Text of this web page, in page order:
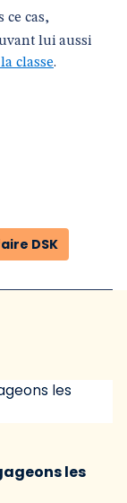
ce cas,
lui aussi
classe.
DSK
les